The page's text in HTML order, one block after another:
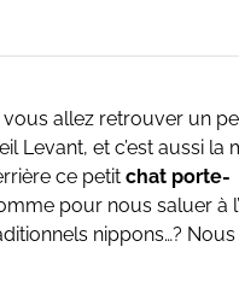
allez retrouver un
Levant, et c’est aussi la
ce petitchat porte-
pour nous saluer à
nippons…?